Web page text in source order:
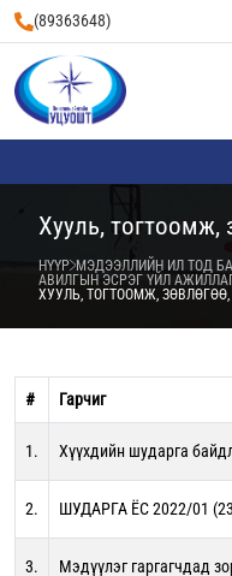
(89363648)
Хууль, тогтоомж,
НҮҮР МЭДЭЭЛЛИЙН ИЛ ТОД
АВИЛГЫН ЭСРЭГ ҮЙЛ
ХУУЛЬ, ТОГТООМЖ,
# Гарчиг
1. Хүүхдийн шударга
2. ШУДАРГА ЁС 2022/01
3. Мэдүүлэг гаргагчдад